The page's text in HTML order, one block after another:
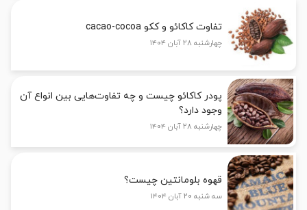
تفاوت کاکائو و ککو cacao-cocoa
چهارشنبه ۲۸ آبان ۱۴۰۴
پودر کاکائو چیست و چه تفاوت‌هایی بین انواع آن
وجود دارد؟
چهارشنبه ۲۸ آبان ۱۴۰۴
قهوه بلومانتین چیست؟
سه شنبه ۲۰ آبان ۱۴۰۴